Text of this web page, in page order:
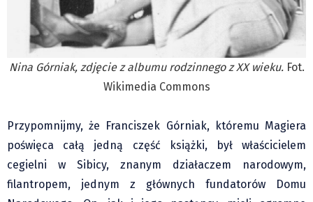
Sport
Czytelnicy piszą
Multimedia
Obiektyw Głosu
studio glos.live
Głos Brandysa
YouTube glos.live
Głos News
Nina Górniak, zdjęcie z albumu rodzinnego z XX wieku. Fot.
Wikimedia Commons
Przypomnijmy, że Franciszek Górniak, któremu Magiera
poświęca całą jedną część książki, był właścicielem
cegielni w Sibicy, znanym działaczem narodowym,
filantropem, jednym z głównych fundatorów Domu